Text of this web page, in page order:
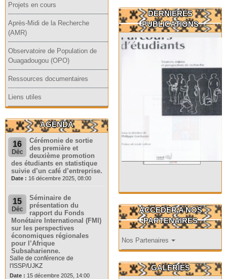
Projets en cours
Après-Midi de la Recherche
(AMR)
Observatoire de Population de
Ouagadougou (OPO)
Ressources documentaires
Liens utiles
AGENDA
16
Déc
Cérémonie de sortie
des première et
deuxième promotion
des étudiants en statistique
suivie d’un café d’entreprise.
Date : 16 décembre 2025, 08:00
15
Déc
Séminaire de
présentation du
rapport du Fonds
Monétaire International (FMI)
sur les perspectives
économiques régionales
pour l’Afrique
Subsaharienne.
Salle de conférence de
l'ISSP/UJKZ
Date : 15 décembre 2025, 14:00
DERNIERES
PUBLICATIONS
ACCEDER A NOS
PARTENAIRES
Nos Partenaires
GALERIES